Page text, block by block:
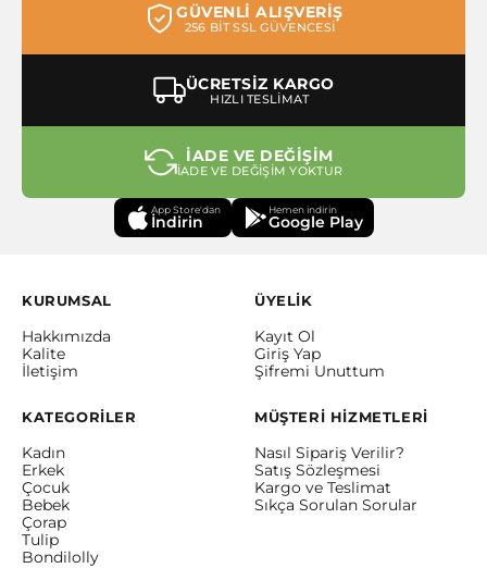
GÜVENLİ ALIŞVERİŞ
256 BİT SSL GÜVENCESİ
ÜCRETSİZ KARGO
HIZLI TESLİMAT
İADE VE DEĞİŞİM
İADE VE DEĞİŞİM YOKTUR
App Store'dan
İndirin
Hemen indirin
Google Play
KURUMSAL
Hakkımızda
Kalite
İletişim
ÜYELİK
Kayıt Ol
Giriş Yap
Şifremi Unuttum
KATEGORİLER
Kadın
Erkek
Çocuk
Bebek
Çorap
Tulip
Bondilolly
MÜŞTERİ HİZMETLERİ
Nasıl Sipariş Verilir?
Satış Sözleşmesi
Kargo ve Teslimat
Sıkça Sorulan Sorular